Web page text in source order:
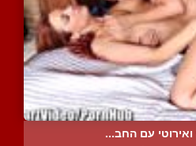
עם החב...